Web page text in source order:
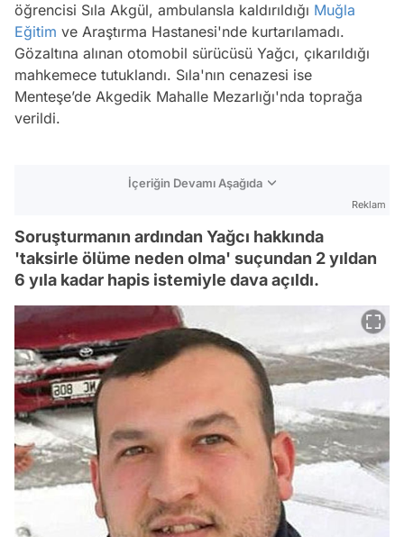
öğrencisi Sıla Akgül, ambulansla kaldırıldığı Muğla
Eğitim ve Araştırma Hastanesi'nde kurtarılamadı.
Gözaltına alınan otomobil sürücüsü Yağcı, çıkarıldığı
mahkemece tutuklandı. Sıla'nın cenazesi ise
Menteşe’de Akgedik Mahalle Mezarlığı'nda toprağa
verildi.
İçeriğin Devamı Aşağıda
Reklam
Soruşturmanın ardından Yağcı hakkında
'taksirle ölüme neden olma' suçundan 2 yıldan
6 yıla kadar hapis istemiyle dava açıldı.